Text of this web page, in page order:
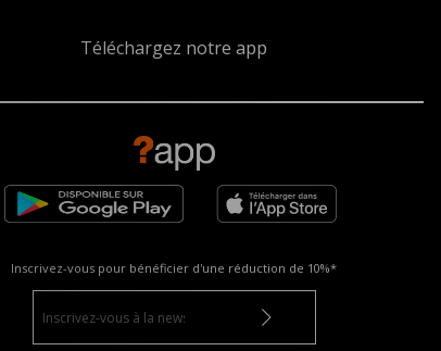
Téléchargez notre app
Inscrivez-vous pour bénéficier d'une réduction de 10%*